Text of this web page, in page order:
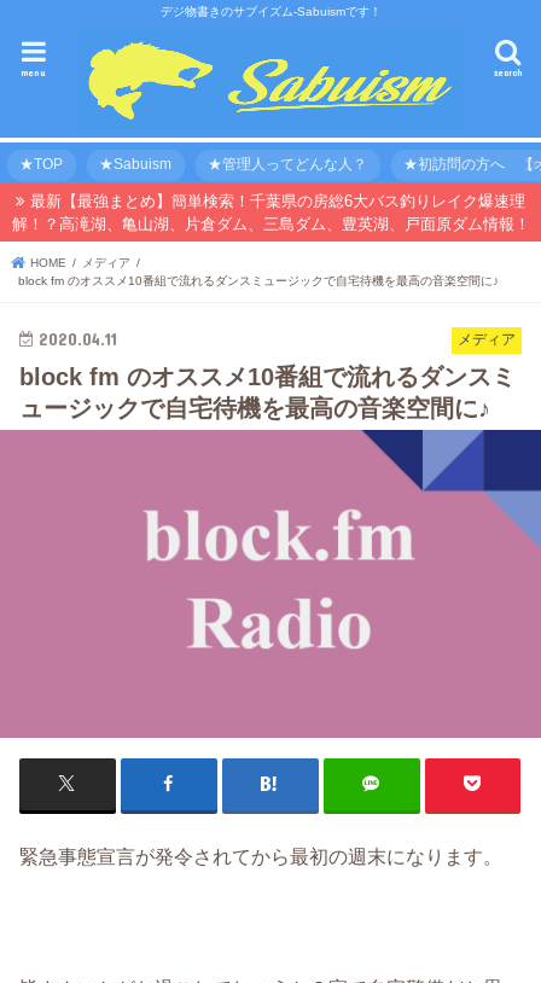
デジ物書きのサブイズム-Sabuismです！
search
menu
★TOP ★Sabuism ★管理人ってどんな人？ ★初訪問の方へ 【
最新【最強まとめ】簡単検索！千葉県の房総6大バス釣りレイク爆速理
解！？高滝湖、亀山湖、片倉ダム、三島ダム、豊英湖、戸面原ダム情報！
HOME
メディア
block fm のオススメ10番組で流れるダンスミュージックで自宅待機を最高の音楽空間に♪
メディア
2020.04.11
block fm のオススメ10番組で流れるダンスミ
ュージックで自宅待機を最高の音楽空間に♪
緊急事態宣言が発令されてから最初の週末になります。